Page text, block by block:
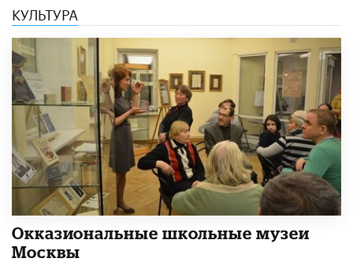
КУЛЬТУРА
​Окказиональные школьные музеи
Москвы